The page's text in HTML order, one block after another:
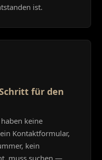
ist.
für den
keine
Kontaktformular,
kein
muss suchen —